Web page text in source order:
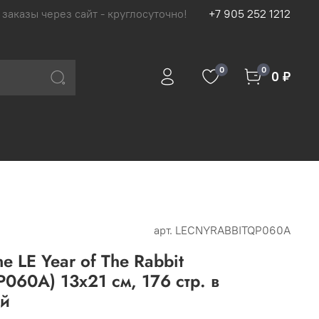
через сайт - круглосуточно! +7 905 252 1212
0 0 0 ₽
арт. LECNYRABBITQP060A
LE Year of The Rabbit
13х21 см, 176 стр. в